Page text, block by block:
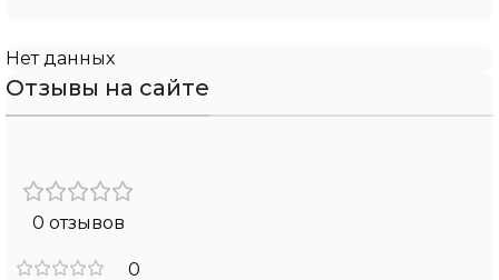
Нет данных
Отзывы на сайте
0 отзывов
0